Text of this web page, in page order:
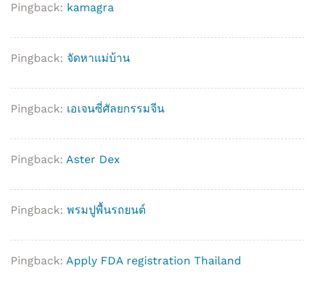
Pingback: kamagra
Pingback: จัดหาแม่บ้าน
Pingback: เอเจนซี่ศัลยกรรมจีน
Pingback: Aster Dex
Pingback: พรมปูพื้นรถยนต์
Pingback: Apply FDA registration Thailand